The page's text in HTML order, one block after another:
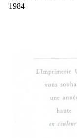
1984